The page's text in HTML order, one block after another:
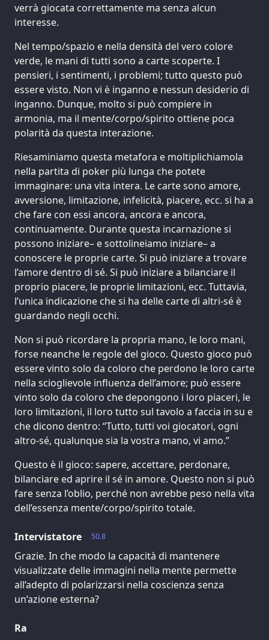
verrà giocata correttamente ma senza alcun
interesse.
Nel tempo/spazio e nella densità del vero colore
verde, le mani di tutti sono a carte scoperte. I
pensieri, i sentimenti, i problemi; tutto questo può
essere visto. Non vi è inganno e nessun desiderio di
inganno. Dunque, molto si può compiere in
armonia, ma il mente/corpo/spirito ottiene poca
polarità da questa interazione.
Riesaminiamo questa metafora e moltiplichiamola
nella partita di poker più lunga che potete
immaginare: una vita intera. Le carte sono amore,
avversione, limitazione, infelicità, piacere, ecc. si ha a
che fare con essi ancora, ancora e ancora,
continuamente. Durante questa incarnazione si
possono iniziare– e sottolineiamo iniziare– a
conoscere le proprie carte. Si può iniziare a trovare
l’amore dentro di sé. Si può iniziare a bilanciare il
proprio piacere, le proprie limitazioni, ecc. Tuttavia,
l’unica indicazione che si ha delle carte di altri-sé è
guardando negli occhi.
Non si può ricordare la propria mano, le loro mani,
forse neanche le regole del gioco. Questo gioco può
essere vinto solo da coloro che perdono le loro carte
nella scioglievole influenza dell’amore; può essere
vinto solo da coloro che depongono i loro piaceri, le
loro limitazioni, il loro tutto sul tavolo a faccia in su e
che dicono dentro: “Tutto, tutti voi giocatori, ogni
altro-sé, qualunque sia la vostra mano, vi amo.”
Questo è il gioco: sapere, accettare, perdonare,
bilanciare ed aprire il sé in amore. Questo non si può
fare senza l’oblio, perché non avrebbe peso nella vita
dell’essenza mente/corpo/spirito totale.
50.8
Intervistatore
Grazie. In che modo la capacità di mantenere
visualizzate delle immagini nella mente permette
all’adepto di polarizzarsi nella coscienza senza
un’azione esterna?
Ra